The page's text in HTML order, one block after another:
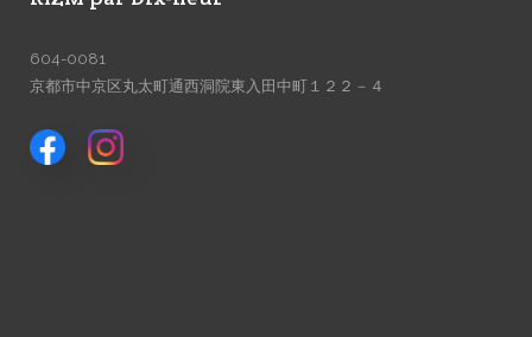
604-0081
京都市中京区丸太町通西洞院東入田中町１２２－４